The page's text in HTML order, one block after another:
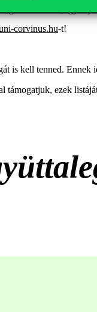
krediteket, így
corvinus.hu-t!
is kell tenned. Ennek
támogatjuk, ezek